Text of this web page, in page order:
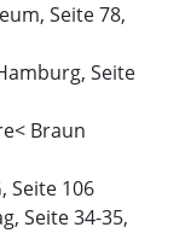
Seite 78,
Seite
Braun
Seite 106
Seite 34-35,